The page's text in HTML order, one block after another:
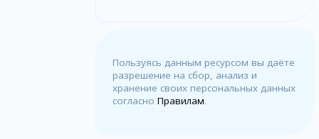
Пользуясь данным ресурсом вы даёте
разрешение на сбор, анализ и
хранение своих персональных данных
согласноПравилам.